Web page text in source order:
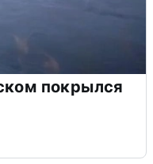
покрылся